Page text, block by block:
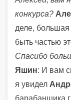
конкурса?
деле, большая
быть частью
Спасибо
Яшин: И вам
я увидел